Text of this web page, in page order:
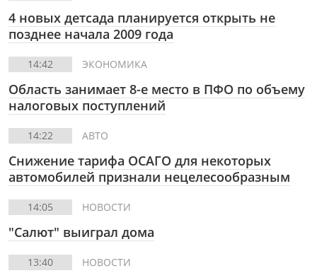
4 новых детсада планируется открыть не
позднее начала 2009 года
14:42 ЭКОНОМИКА
Область занимает 8-е место в ПФО по объему
налоговых поступлений
14:22 АВТО
Снижение тарифа ОСАГО для некоторых
автомобилей признали нецелесообразным
14:05 НОВОСТИ
"Салют" выиграл дома
13:40 НОВОСТИ